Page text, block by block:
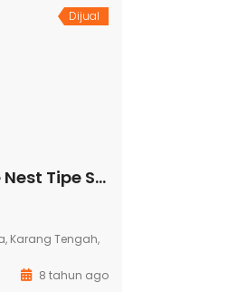
Dijual
Dijual Apartemen The Nest Tipe Studio
Karang Tengah,
8 tahun ago